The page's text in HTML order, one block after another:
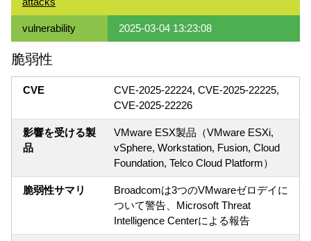
vulnerability 2025-03-04 13:23:08
脆弱性
CVE
CVE-2025-22224, CVE-2025-22225,
CVE-2025-22226
影響を受ける製
品
VMware ESX製品（VMware ESXi,
vSphere, Workstation, Fusion, Cloud
Foundation, Telco Cloud Platform）
脆弱性サマリ
Broadcomは3つのVMwareゼロデイに
ついて警告、Microsoft Threat
Intelligence Centerによる報告